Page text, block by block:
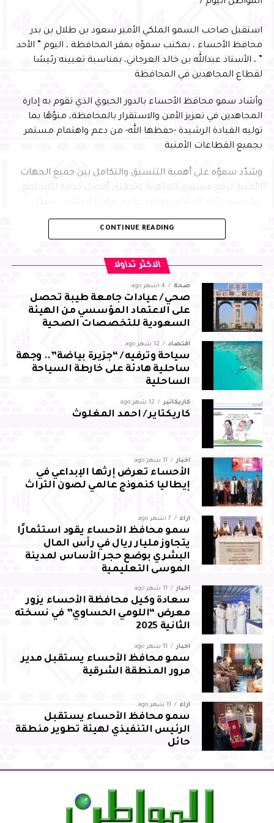
الملا
المواطن اليوم /
استقبل صاحب السمو الملكي الأمير سعود بن طلال بن بدر
محافظ الأحساء ، بمكتب سموّه بمقر المحافظة ، اليوم ” الأحد
” ، الأستاذ عبدالله بن خالد العرجاني، بمناسبة تعيينه رئيسًا
لقطاع المجاهدين في المحافظة
وأشاد سمو محافظ الأحساء بالدور الحيوي الذي تقوم به إدارة
المجاهدين في تعزيز الأمن والاستقرار بالمحافظة، منوّهًا بما
توليه القيادة الرشيدة -حفظها الله- من دعم واهتمام مستمر
بجميع القطاعات الأمنية
وشدّد سموّه على أهمية التنسيق والتكامل بين جميع الجهات
الأمنية لرفع مستوى الجاهزية وتحقيق أفضل خدمة للمجتمع،
ركيزة أساسية لتعزيز بيئة الأعمال وجذب الاستثمارات إلى
المحافظة، بما يسهم في التنمية المستدامة
من جانبه، أعرب العرجاني عن شكره لسمو محافظ الأحساء على
توجيهاته واهتمامه ودعمه المستمر، مؤكدًا مضاعفة الجهود
والالتزام بالمسؤوليات المنوطة به لضمان تحقيق أفضل النتائج
لقطاع المجاهدين بالمحافظة
CONTINUE READING
الاكثر تداولا
صحة 4 أشهر ago
صحي / عيادات جامعة طيبة تحصل
على الاعتماد المؤسسي من الهيئة
السعودية للتخصصات الصحية
اقتصاد 12 شهر ago
سياحة وترفيه / “جزيرة بياضة”.. وجهة
ساحلية هادئة على خارطة السياحة
الساحلية
كاريكاتير 12 شهر ago
كاريكتاير / احمد المغلوث
أخبار 11 شهر ago
الأحساء تعرض إرثها الإبداعي في
إيطاليا كنموذج عالمي لصون التراث
آراء 7 أشهر ago
سمو محافظ الأحساء يقود استثمارًا
يتجاوز مليار ريال في رأس المال
البشري بوضع حجر الأساس لمدينة
الموسى التعليمية
أخبار 11 شهر ago
سعادة وكيل محافظة الأحساء يزور
معرض “اللومي الحساوي” في نسخته
الثانية 2025
أخبار 11 شهر ago
سمو محافظ الأحساء يستقبل مدير
مرور المنطقة الشرقية
آراء 11 شهر ago
سمو محافظ الأحساء يستقبل
الرئيس التنفيذي لهيئة تطوير منطقة
حائل